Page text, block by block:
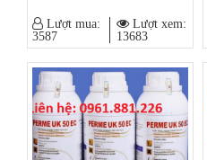
Lượt mua:
3587
Lượt xem:
13683